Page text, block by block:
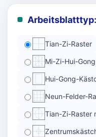
Arbeitsblatttyp:
Tian-Zi-Raster
Mi-Zi-Hui-
Hui-Gong-
Neun-Felder-
Tian-Zi-Raster